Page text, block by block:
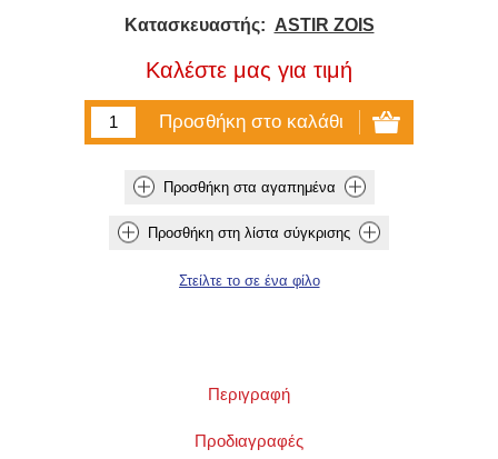
Κατασκευαστής: ASTIR ZOIS
Καλέστε μας για τιμή
Περιγραφή
Προδιαγραφές